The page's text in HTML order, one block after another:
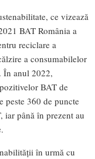
ce vizează
BAT România a
reciclare a
a consumabilelor
În anul 2022,
BAT de
peste 360 de puncte
iar până în prezent au
în urmă cu